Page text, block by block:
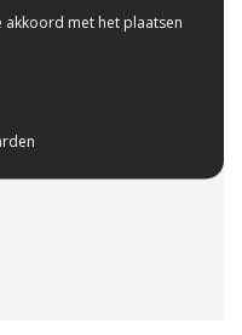
akkoord met het plaatsen